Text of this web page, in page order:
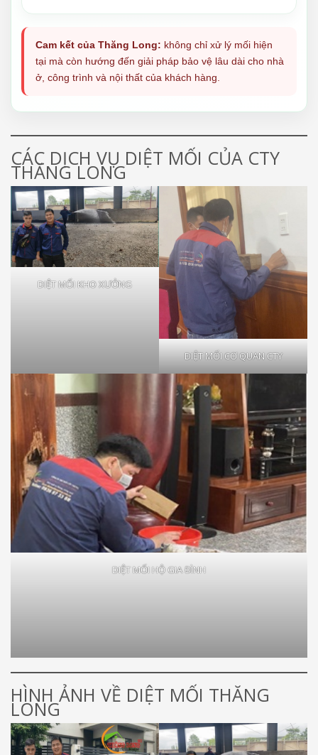
Cam kết của Thăng Long: không chỉ xử lý mối hiện
tại mà còn hướng đến giải pháp bảo vệ lâu dài cho nhà
ở, công trình và nội thất của khách hàng.
CÁC DỊCH VỤ DIỆT MỐI CỦA CTY
THĂNG LONG
DIỆT MỐI KHO XƯỞNG
DIỆT MỐI CƠ QUAN CTY
DIỆT MỐI HỘ GIA ĐÌNH
HÌNH ẢNH VỀ DIỆT MỐI THĂNG
LONG